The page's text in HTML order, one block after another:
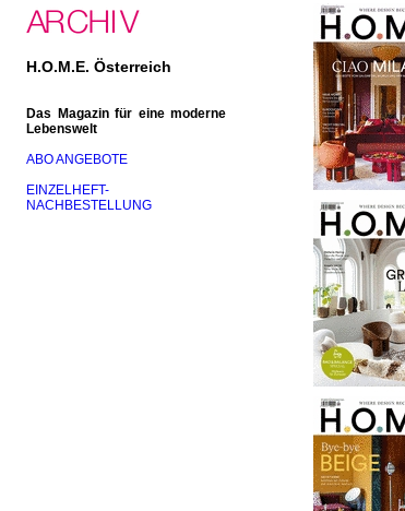
H.O.M.E. Österreich
Das Magazin für eine moderne
Lebenswelt
ABO ANGEBOTE
EINZELHEFT-
NACHBESTELLUNG